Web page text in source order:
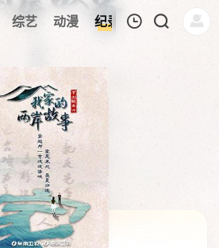
综艺 动漫 纪录片 午夜剧场
暂无观看影片的记录